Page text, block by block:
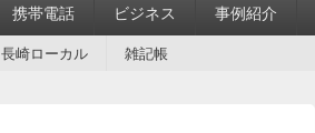
携帯電話 ビジネス 事例紹介
長崎ローカル 雑記帳